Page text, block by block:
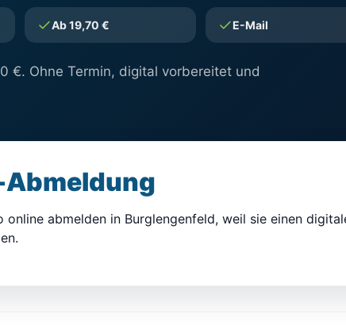
Ab 19,70 € E-Mail
€. Ohne Termin, digital vorbereitet und
abmelden in Burglengenfeld, weil sie einen